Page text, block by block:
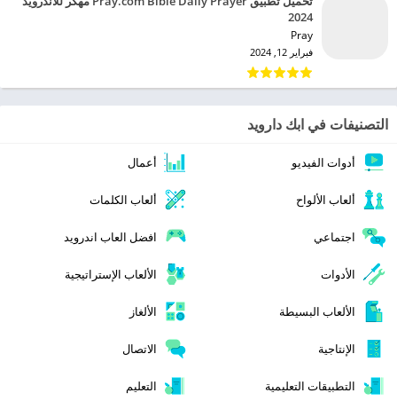
2024
Pray‏
فبراير 12, 2024
التصنيفات في ابك دارويد
أدوات الفيديو أعمال
ألعاب الألواح ألعاب الكلمات
اجتماعي افضل العاب اندرويد
الأدوات الألعاب الإستراتيجية
الألعاب البسيطة الألغاز
الإنتاجية الاتصال
التطبيقات التعليمية التعليم